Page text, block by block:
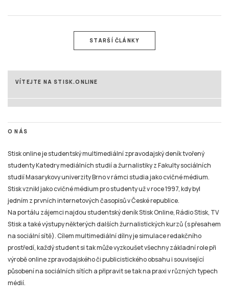
STARŠÍ ČLÁNKY
VÍTEJTE NA STISK.ONLINE
O NÁS
Stisk online je studentský multimediální zpravodajský deník tvořený
studenty Katedry mediálních studií a žurnalistiky z Fakulty sociálních
studií Masarykovy univerzity Brno v rámci studia jako cvičné médium.
Stisk vznikl jako cvičné médium pro studenty už v roce 1997, kdy byl
jedním z prvních internetových časopisů v České republice.
Na portálu zájemci najdou studentský deník Stisk Online, Rádio Stisk, TV
Stisk a také výstupy některých dalších žurnalistických kurzů (s přesahem
na sociální sítě). Cílem multimediální dílny je simulace redakčního
prostředí, každý student si tak může vyzkoušet všechny základní role při
výrobě online zpravodajského či publicistického obsahu i související
působení na sociálních sítích a připravit se tak na praxi v různých typech
médií.